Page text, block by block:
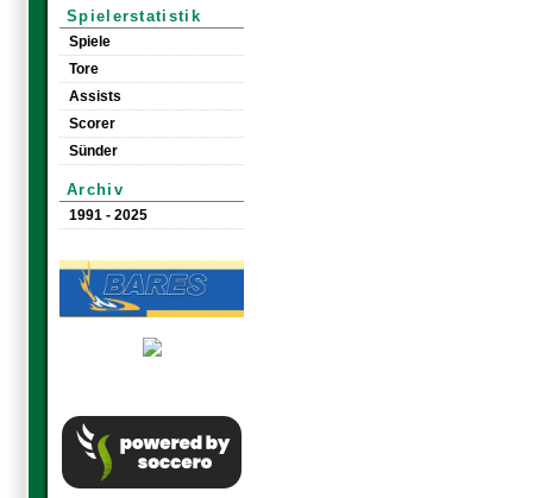
Spielerstatistik
Spiele
Tore
Assists
Scorer
Sünder
Archiv
1991 - 2025